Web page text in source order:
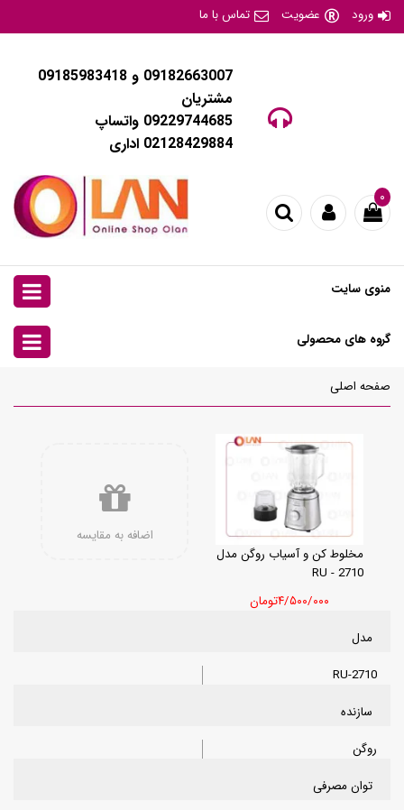
ورود عضویت تماس با ما
09182663007 و 09185983418
مشتریان
09229744685 واتساپ
02128429884 اداری
۰
منوی سایت
گروه های محصولی
صفحه اصلی
مخلوط کن و آسیاب روگن مدل
RU - 2710
۴/۵۰۰/۰۰۰تومان
اضافه به مقایسه
مدل
RU-2710
سازنده
روگن
توان مصرفی